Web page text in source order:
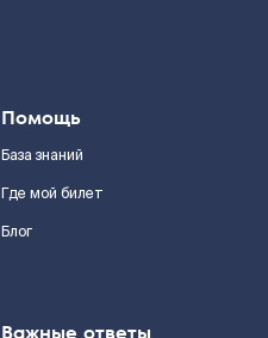
Помощь
База знаний
Где мой билет
Блог